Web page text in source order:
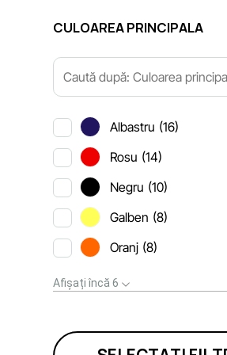
CULOAREA PRINCIPALA
Albastru (16)
Rosu (14)
Negru (10)
Galben (8)
Oranj (8)
Afișați încă 6